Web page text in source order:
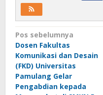
Navigasi
pos
Pos sebelumnya
Dosen Fakultas
Komunikasi dan Desain
(FKD) Universitas
Pamulang Gelar
Pengabdian kepada